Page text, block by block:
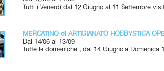
Tutti i Venerdì dal 12 Giugno al 11 Settembre
MERCATINO di ARTIGIANATO HOBBYSTICA
Dal 14/06 al 13/09
Tutte le domeniche , dal 14 Giugno a Domenica